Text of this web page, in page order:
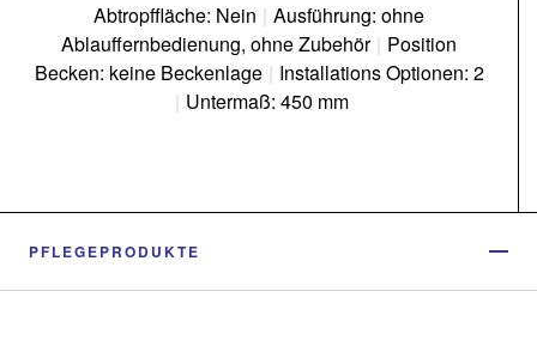
Abtropffläche: Nein | Ausführung: ohne
Ablauffernbedienung, ohne Zubehör | Position
Becken: keine Beckenlage | Installations Optionen: 2
| Untermaß: 450 mm
PFLEGEPRODUKTE